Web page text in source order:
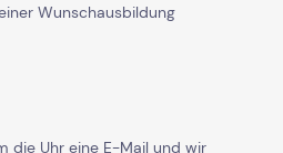
Wunschausbildung
die Uhr eine E-Mail und wir